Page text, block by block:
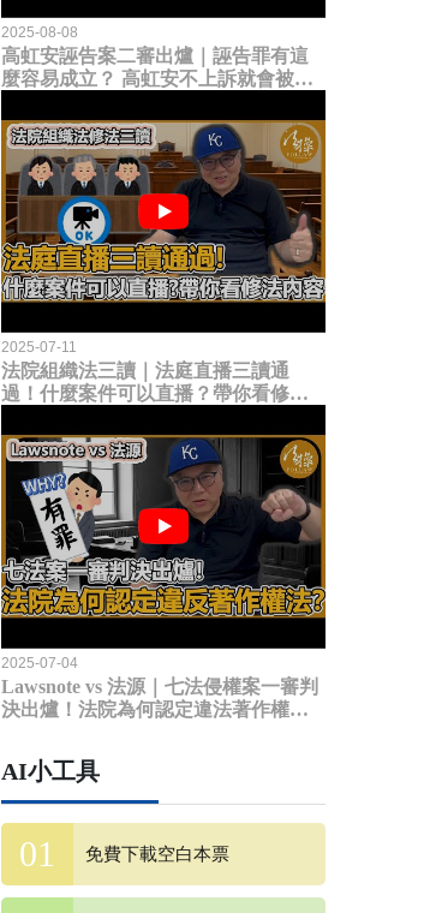
2025-08-08
高虹安誣告案二審出爐｜誣告罪有這
麼容易成立？ 高虹安不上訴就會被
2025-07-11
法院組織法三讀｜法庭直播三讀通
過！什麼案件可以直播？帶你看修法
2025-07-04
Lawsnote vs 法源｜七法侵權案一審判
決出爐！法院為何認定違法著作權
AI小工具
免費下載空白本票